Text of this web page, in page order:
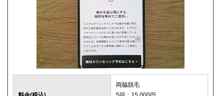
両脇脱毛